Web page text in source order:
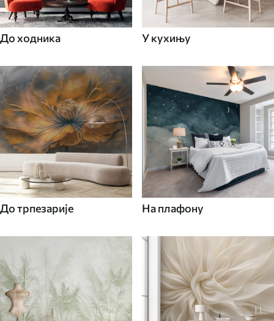
До ходника У кухињу
До трпезарије На плафону